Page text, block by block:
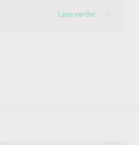
Lees verder